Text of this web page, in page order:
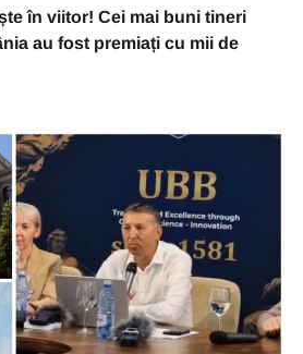
în viitor! Cei mai buni tineri
au fost premiați cu mii de